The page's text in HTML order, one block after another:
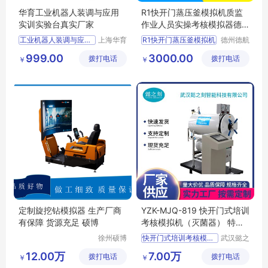
华育工业机器人装调与应用
实训实验台真实厂家
工业机器人装调与应用实训实验台
工业机器人
工业机器人装调与应用实训
上海华育
有限公司
￥ 999.00 拨打电话
R1快开门蒸压釜模拟机质监
作业人员实操考核模拟器德
航科技
R1快开门蒸压釜模拟机
蒸压釜模拟机
蒸压釜实操考核模拟机
德州德航
有限公司
￥ 3000.00 拨打电话
定制旋挖钻模拟器 生产厂商
有保障 货源充足 硕博
徐州硕博
有限公司
￥ 12.00万 拨打电话
YZK-MJQ-819 快开门式培训
考核模拟机（灭菌器） 特种
设备模拟仪器
快开门式培训考核模拟机
武汉懿之
技有限公
￥ 7.00万 拨打电话